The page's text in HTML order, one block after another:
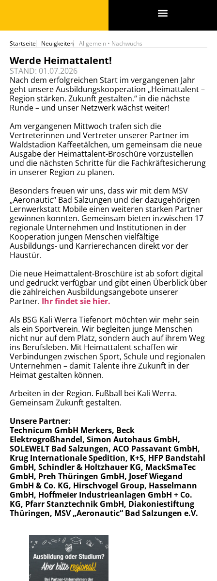
Startseite Neuigkeiten Allgemein • Nachwuchs
Werde Heimattalent!
STAND: 01.07.2026
Nach dem erfolgreichen Start im vergangenen Jahr
geht unsere Ausbildungskooperation „Heimattalent –
Region stärken. Zukunft gestalten.“ in die nächste
Runde – und unser Netzwerk wächst weiter!
Am vergangenen Mittwoch trafen sich die
Vertreterinnen und Vertreter unserer Partner im
Waldstadion Kaffeetälchen, um gemeinsam die neue
Ausgabe der Heimattalent-Broschüre vorzustellen
und die nächsten Schritte für die Fachkräftesicherung
in unserer Region zu planen.
Besonders freuen wir uns, dass wir mit dem MSV
„Aeronautic“ Bad Salzungen und der dazugehörigen
Lernwerkstatt Mobile einen weiteren starken Partner
gewinnen konnten. Gemeinsam bieten inzwischen 17
regionale Unternehmen und Institutionen in der
Kooperation jungen Menschen vielfältige
Ausbildungs- und Karrierechancen direkt vor der
Haustür.
Die neue Heimattalent-Broschüre ist ab sofort digital
und gedruckt verfügbar und gibt einen Überblick über
die zahlreichen Ausbildungsangebote unserer
Partner. Ihr findet sie hier.
Als BSG Kali Werra Tiefenort möchten wir mehr sein
als ein Sportverein. Wir begleiten junge Menschen
nicht nur auf dem Platz, sondern auch auf ihrem Weg
ins Berufsleben. Mit Heimattalent schaffen wir
Verbindungen zwischen Sport, Schule und regionalen
Unternehmen – damit Talente ihre Zukunft in der
Heimat gestalten können.
Arbeiten in der Region. Fußball bei Kali Werra.
Gemeinsam Zukunft gestalten.
Unsere Partner:
Technicum GmbH Merkers, Beck
Elektrogroßhandel, Simon Autohaus GmbH,
SOLEWELT Bad Salzungen, ACO Passavant GmbH,
Krug Internationale Spedition, K+S, HFP Bandstahl
GmbH, Schindler & Holtzhauer KG, MackSmaTec
GmbH, Preh Thüringen GmbH, Josef Wiegand
GmbH & Co. KG, Hirschvogel Group, Hasselmann
GmbH, Hoffmeier Industrieanlagen GmbH + Co.
KG, Pfarr Stanztechnik GmbH, Diakoniestiftung
Thüringen, MSV „Aeronautic“ Bad Salzungen e.V.